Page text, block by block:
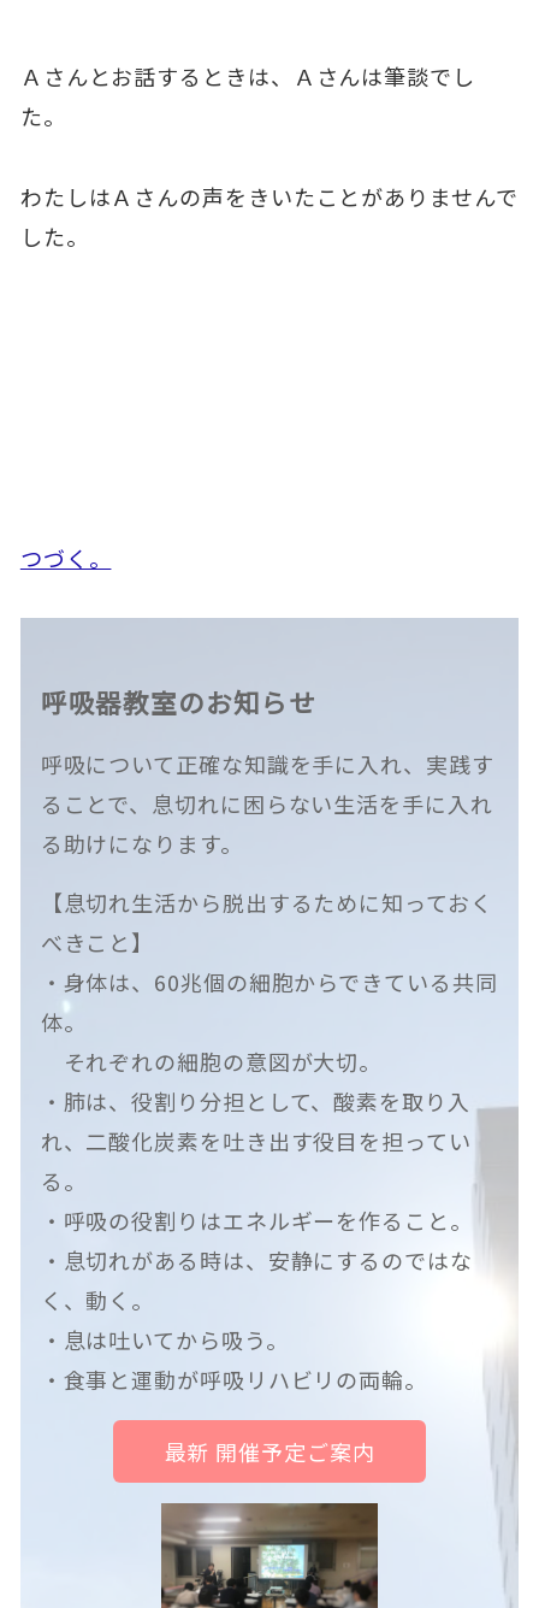
Ａさんとお話するときは、Ａさんは筆談でし
た。
わたしはＡさんの声をきいたことがありませんで
した。
つづく。
呼吸器教室のお知らせ
呼吸について正確な知識を手に入れ、実践す
ることで、息切れに困らない生活を手に入れ
る助けになります。
【息切れ生活から脱出するために知っておく
べきこと】
・身体は、60兆個の細胞からできている共同
体。
それぞれの細胞の意図が大切。
・肺は、役割り分担として、酸素を取り入
れ、二酸化炭素を吐き出す役目を担ってい
る。
・呼吸の役割りはエネルギーを作ること。
・息切れがある時は、安静にするのではな
く、動く。
・息は吐いてから吸う。
・食事と運動が呼吸リハビリの両輪。
最新 開催予定ご案内